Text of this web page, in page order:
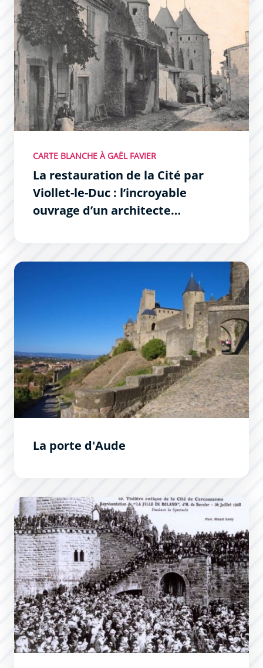
CARTE BLANCHE À GAËL FAVIER
La restauration de la Cité par
Viollet-le-Duc : l’incroyable
ouvrage d’un architecte
La porte d&#039;Aude
La porte d'Aude
Théâtre de la Cité - Jean-Deschamps